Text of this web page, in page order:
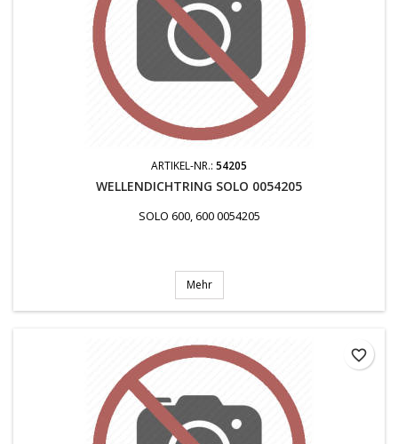
ARTIKEL-NR.: 54205
WELLENDICHTRING SOLO 0054205
SOLO 600, 600 0054205
Mehr
favorite_border